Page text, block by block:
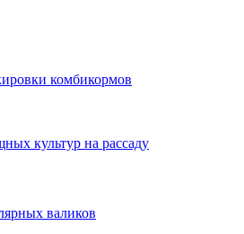
комбикормов
культур на рассаду
валиков